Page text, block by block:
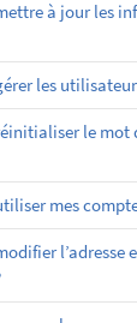
à jour les
les
le mot
mes
l’adresse